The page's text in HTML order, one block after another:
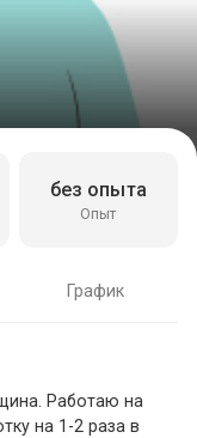
Опыт
без опыта
График
Работаю на
на 1-2 раза в